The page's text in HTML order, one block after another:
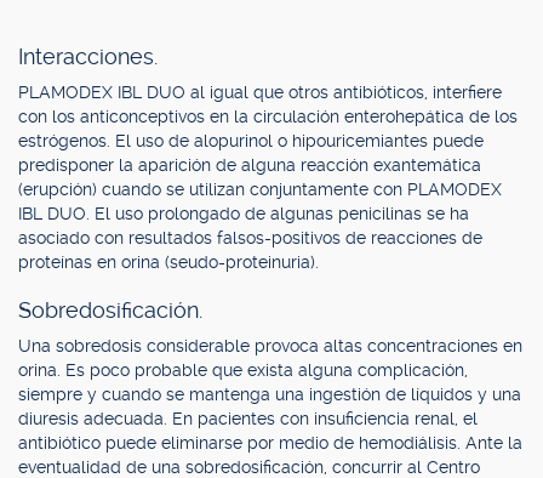
Interacciones.
PLAMODEX IBL DUO al igual que otros antibióticos, interfiere
con los anticonceptivos en la circulación enterohepática de los
estrógenos. El uso de alopurinol o hipouricemiantes puede
predisponer la aparición de alguna reacción exantemática
(erupción) cuando se utilizan conjuntamente con PLAMODEX
IBL DUO. El uso prolongado de algunas penicilinas se ha
asociado con resultados falsos-positivos de reacciones de
proteínas en orina (seudo-proteinuria).
Sobredosificación.
Una sobredosis considerable provoca altas concentraciones en
orina. Es poco probable que exista alguna complicación,
siempre y cuando se mantenga una ingestión de líquidos y una
diuresis adecuada. En pacientes con insuficiencia renal, el
antibiótico puede eliminarse por medio de hemodiálisis. Ante la
eventualidad de una sobredosificación, concurrir al Centro